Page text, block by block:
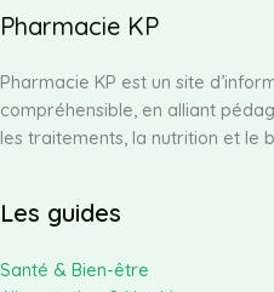
Pharmacie KP
Pharmacie KP est un site
compréhensible, en alliant
les traitements, la nutrition et le
Les guides
Santé & Bien-être